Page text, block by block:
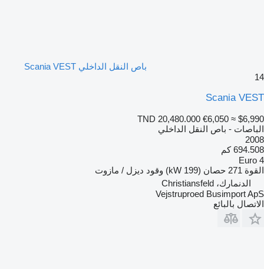
باص النقل الداخلي Scania VEST
14
Scania VEST
TND 20,480.000 €6,050 ≈ $6,990
الباصات - باص النقل الداخلي
2008
694.508 كم
Euro 4
القوة 271 حصان (199 kW) وقود ديزل / مازوت
الدنمارك، Christiansfeld
Vejstruproed Busimport ApS
الاتصال بالبائع